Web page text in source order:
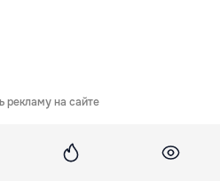
рекламу на сайте